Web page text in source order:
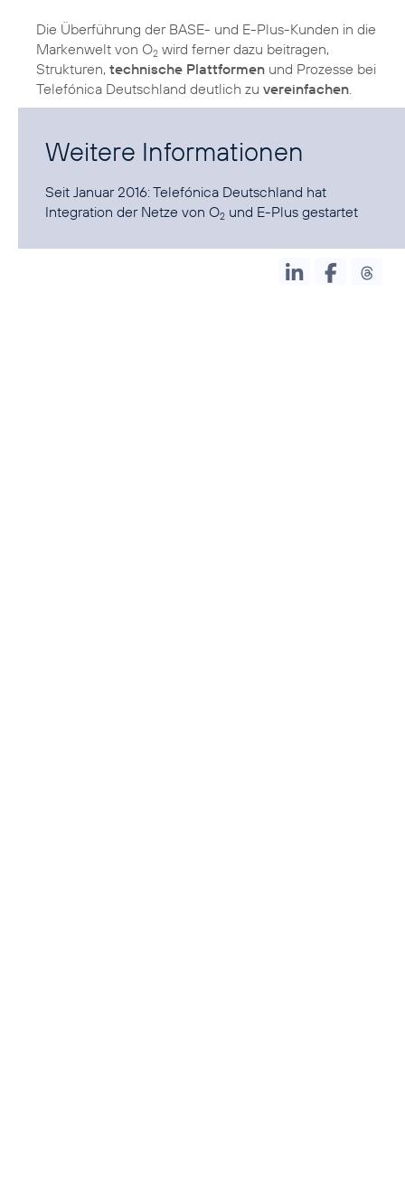
Die Überführung der BASE- und E-Plus-Kunden in die
Markenwelt von O2 wird ferner dazu beitragen,
Strukturen, technische Plattformen und Prozesse bei
Telefónica Deutschland deutlich zu vereinfachen.
Weitere Informationen
Seit Januar 2016:Telefónica Deutschland hat
Integration der Netze von O2 und E-Plus gestartet